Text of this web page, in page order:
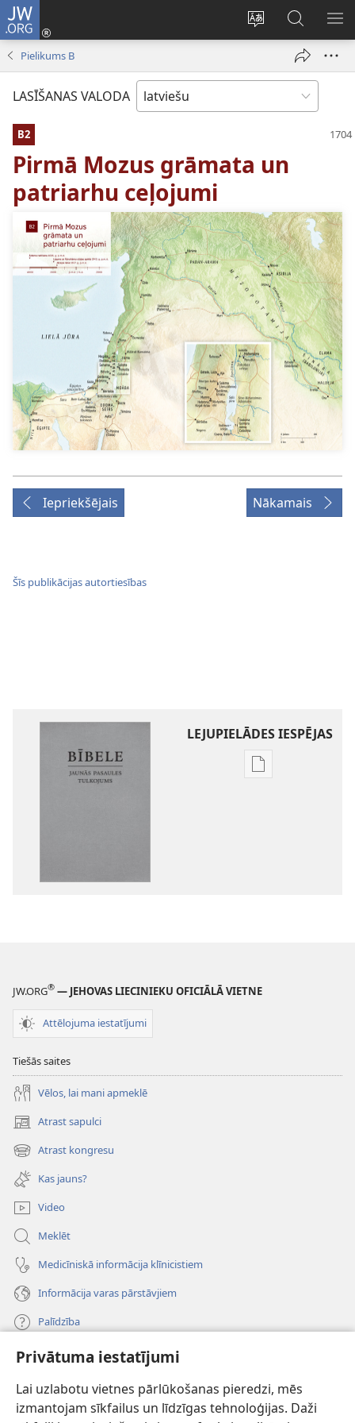
Privātuma iestatījumi
Lai uzlabotu vietnes pārlūkošanas pieredzi, mēs
izmantojam sīkfailus un līdzīgas tehnoloģijas. Daži
JW.ORG
Mainīt
valodu
Pieteikties
(opens
Meklēt
vietnē
JW.ORG
Pielikums B
LASĪŠANAS VALODA
B2
Pirmā Mozus grāmata un
patriarhu ceļojumi
Iepriekšējais Nākamais
Šīs publikācijas autortiesības
LEJUPIELĀDES IESPĒJAS
Publikāciju
JW.ORG® — JEHOVAS LIECINIEKU OFICIĀLĀ VIETNE
Attēlojuma iestatījumi
Tiešās saites
Vēlos, lai mani apmeklē
Atrast sapulci
(opens
new
window)
Atrast kongresu
(opens
new
window)
Kas jauns?
Video
Meklēt
Medicīniskā informācija klīnicistiem
Informācija varas pārstāvjiem
Palīdzība
Ziedojumi
new
Sargtorņa TIEŠSAISTES BIBLIOTĒKA
(opens